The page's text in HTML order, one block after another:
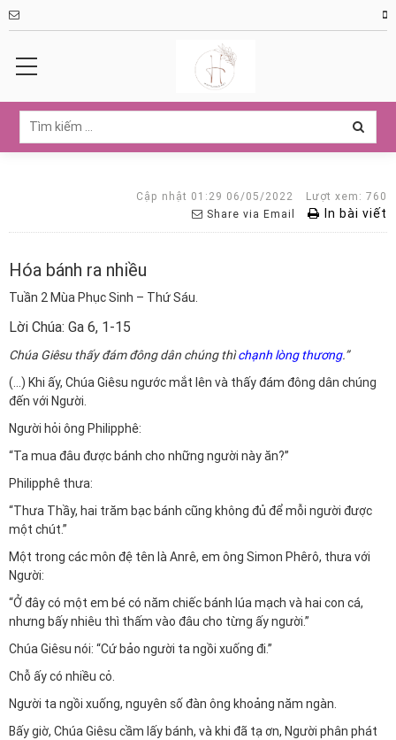
Cập nhật 01:29 06/05/2022
Lượt xem: 760
Share via Email
In bài viết
Hóa bánh ra nhiều
Tuần 2 Mùa Phục Sinh – Thứ Sáu.
Lời Chúa: Ga 6, 1-15
Chúa Giêsu thấy đám đông dân chúng thìchạnh lòng thương.”
(…) Khi ấy, Chúa Giêsu ngước mắt lên và thấy đám đông dân chúng
đến với Người.
Người hỏi ông Philipphê:
“Ta mua đâu được bánh cho những người này ăn?”
Philipphê thưa:
“Thưa Thầy, hai trăm bạc bánh cũng không đủ để mỗi người được
một chút.”
Một trong các môn đệ tên là Anrê, em ông Simon Phêrô, thưa với
Người:
“Ở đây có một em bé có năm chiếc bánh lúa mạch và hai con cá,
nhưng bấy nhiêu thì thấm vào đâu cho từng ấy người.”
Chúa Giêsu nói: “Cứ bảo người ta ngồi xuống đi.”
Chỗ ấy có nhiều cỏ.
Người ta ngồi xuống, nguyên số đàn ông khoảng năm ngàn.
Bấy giờ, Chúa Giêsu cầm lấy bánh, và khi đã tạ ơn, Người phân phát